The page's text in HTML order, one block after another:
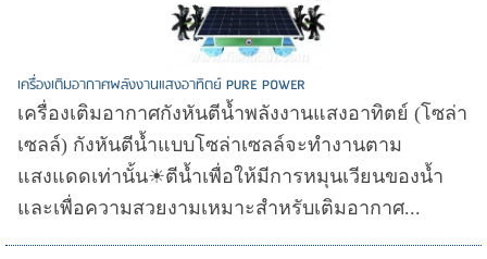
เครื่องเติมอากาศพลังงานแสงอาทิตย์ PURE POWER
เครื่องเติมอากาศกังหันตีน้ำพลังงานแสงอาทิตย์ (โซล่า
เซลล์) กังหันตีน้ำแบบโซล่าเซลล์จะทำงานตาม
แสงแดดเท่านั้น☀ตีน้ำเพื่อให้มีการหมุนเวียนของน้ำ
และเพื่อความสวยงามเหมาะสำหรับเติมอากาศ...